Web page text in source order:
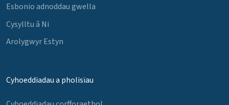
Esbonio adnoddau gwella
Cysylltu â Ni
Arolygwyr Estyn
Cyhoeddiadau a pholisïau